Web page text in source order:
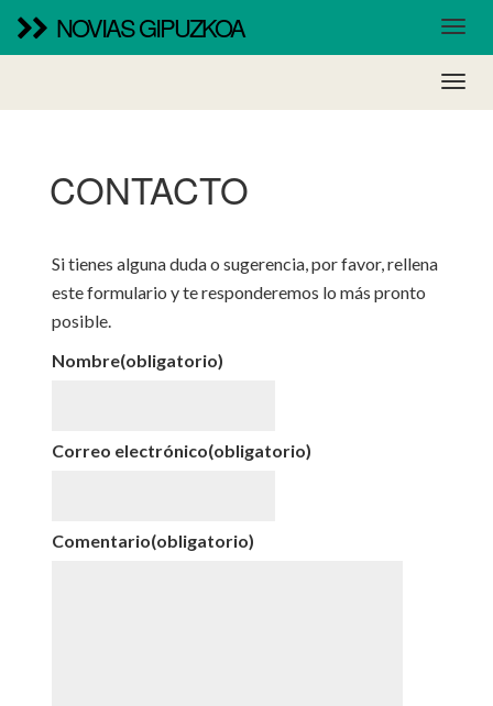
NOVIAS GIPUZKOA
CONTACTO
Si tienes alguna duda o sugerencia, por favor, rellena
este formulario y te responderemos lo más pronto
posible.
Nombre(obligatorio)
Correo electrónico(obligatorio)
Comentario(obligatorio)